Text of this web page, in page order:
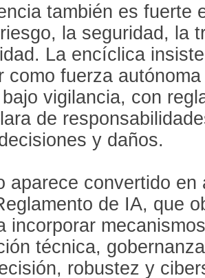
también es fuerte
la seguridad, la
La encíclica
como fuerza
vigilancia, con
de
y daños.
aparece convertido
de IA, que
incorporar
técnica,
robustez y